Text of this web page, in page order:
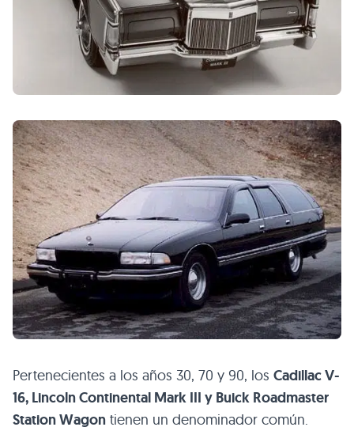
Pertenecientes a los años 30, 70 y 90, los Cadillac V-
16, Lincoln Continental Mark III y Buick Roadmaster
Station Wagon tienen un denominador común.